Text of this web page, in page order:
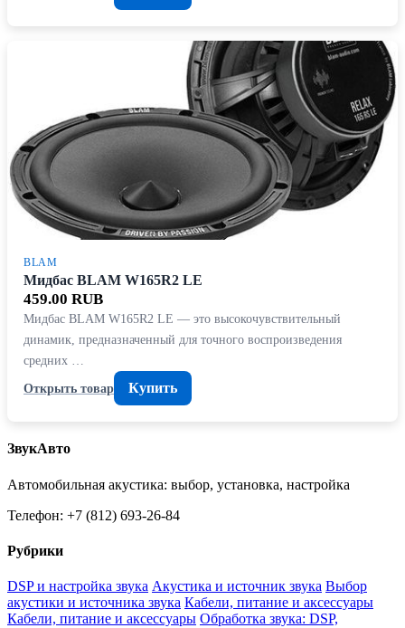
BLAM
Мидбас BLAM W165R2 LE
459.00 RUB
Мидбас BLAM W165R2 LE — это высокочувствительный
динамик, предназначенный для точного воспроизведения
средних …
Открыть товар
Купить
ЗвукАвто
Автомобильная акустика: выбор, установка, настройка
Телефон: +7 (812) 693-26-84
Рубрики
DSP и настройка звука Акустика и источник звука Выбор
акустики и источника звука Кабели, питание и аксессуары
Кабели, питание и аксессуары Обработка звука: DSP,